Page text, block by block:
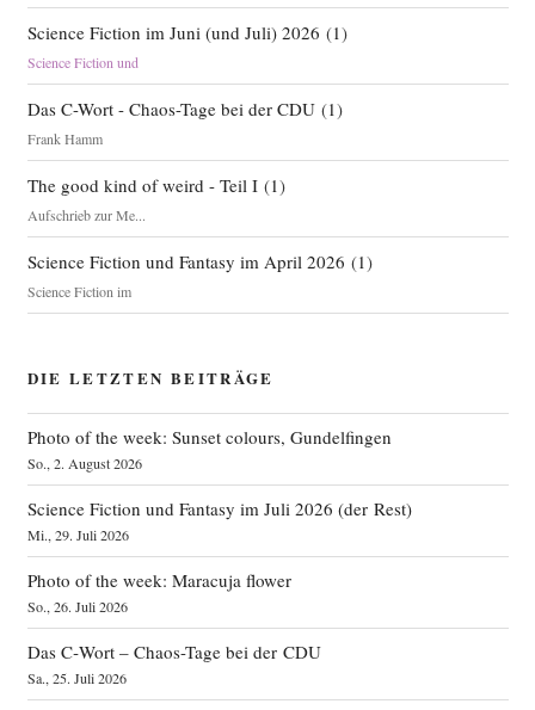
Science Fiction im Juni (und Juli) 2026 (1)
Science Fiction und
Das C-Wort - Chaos-Tage bei der CDU(1)
Frank Hamm
The good kind of weird - Teil I(1)
Aufschrieb zur Me...
Science Fiction und Fantasy im April 2026 (1)
Science Fiction im
DIE LETZTEN BEITRÄGE
Photo of the week: Sunset colours, Gundelfingen
So., 2. August 2026
Science Fiction und Fantasy im Juli 2026 (der Rest)
Mi., 29. Juli 2026
Photo of the week: Maracuja flower
So., 26. Juli 2026
Das C‑Wort – Chaos-Tage bei der CDU
Sa., 25. Juli 2026